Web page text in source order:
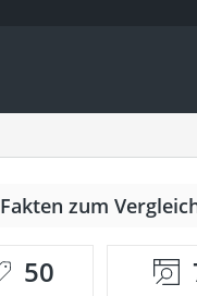
Fakten zum
50